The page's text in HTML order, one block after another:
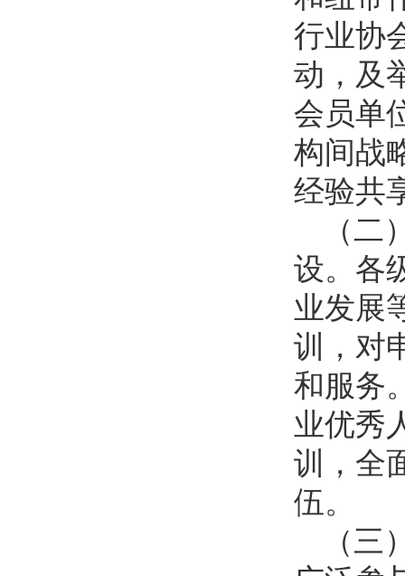
行业协
动，及
会员单
构间战
经验共
（
设。各
业发展
训，对
和服务
业优秀
训，全
伍。
（